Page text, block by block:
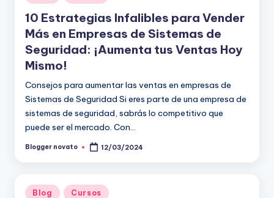
en
10 Estrategias Infalibles para Vender
Más en Empresas de Sistemas de
Seguridad: ¡Aumenta tus Ventas Hoy
Mismo!
Consejos para aumentar las ventas en empresas de
Sistemas de Seguridad Si eres parte de una empresa de
sistemas de seguridad, sabrás lo competitivo que
puede ser el mercado. Con…
Publicado
Blogger novato 12/03/2024
Publicado
Blog Cursos